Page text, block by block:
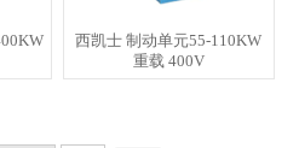
西凯士 制动单元55-110KW
重载 400V